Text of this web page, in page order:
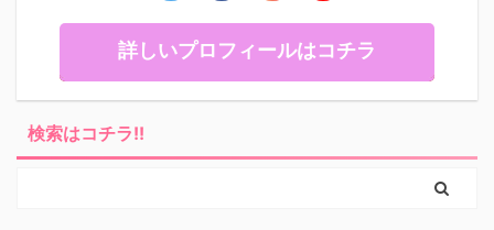
詳しいプロフィールはコチラ
検索はコチラ!!